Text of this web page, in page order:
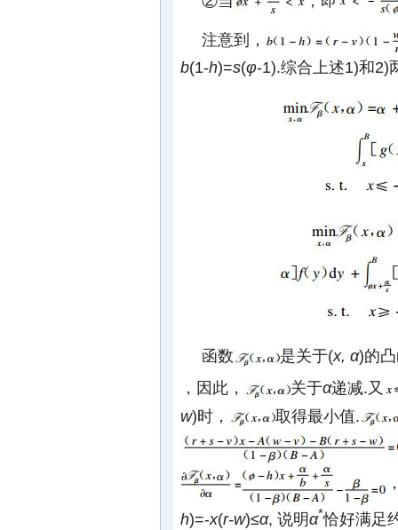
注意到，
b(1-h)=s(φ-1).综合上述1)和2)
函数 是关于(x, α)的
，因此，
关于α递减.又
w)时， 取得最小值.
h)=-x(r-w)≤α, 说明α*恰好满足